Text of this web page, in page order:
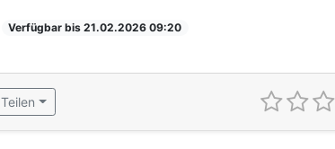
Verfügbar bis 21.02.2026 09:20
Teilen